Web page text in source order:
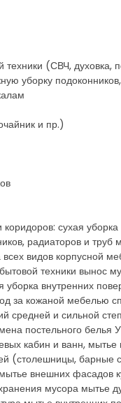
(СВЧ,
уборку
и пр.)
сухая
радиаторов и труб
видов корпусной
техники вынос
внутренних
за кожаной мебелью
средней и сильной
постельного белья
кабин и ванн, мытье
(столешницы, барные
внешних фасадов
мусора мытье